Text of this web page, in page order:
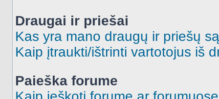
Draugai ir priešai
Kas yra mano draugų ir priešų
Kaip įtraukti/ištrinti vartotojus iš
Paieška forume